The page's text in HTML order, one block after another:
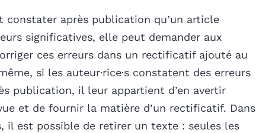
constater après publication qu’un article
significatives, elle peut demander aux
ces erreurs dans un rectificatif ajouté au
si les auteur·rice·s constatent des erreurs
publication, il leur appartient d’en avertir
et de fournir la matière d’un rectificatif. Dans
il est possible de retirer un texte : seules les